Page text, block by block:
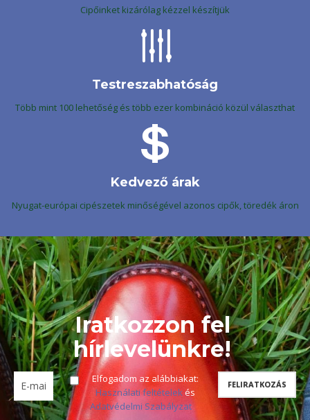
Cipőinket kizárólag kézzel készítjük
Testreszabhatóság
Több mint 100 lehetőség és több ezer kombináció közül választhat
Kedvező árak
Nyugat-európai cipészetek minőségével azonos cipők, töredék áron
Iratkozzon fel
hírlevelünkre!
Elfogadom az alábbiakat:
Használati feltételekés
Adatvédelmi Szabályzat